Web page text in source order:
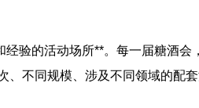
验的活动场所**。每一届糖酒会
不同规模、涉及不同领域的配